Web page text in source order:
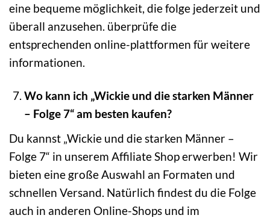
eine bequeme möglichkeit, die folge jederzeit und
überall anzusehen. überprüfe die
entsprechenden online-plattformen für weitere
informationen.
Wo kann ich „Wickie und die starken Männer
– Folge 7“ am besten kaufen?
Du kannst „Wickie und die starken Männer –
Folge 7“ in unserem Affiliate Shop erwerben! Wir
bieten eine große Auswahl an Formaten und
schnellen Versand. Natürlich findest du die Folge
auch in anderen Online-Shops und im